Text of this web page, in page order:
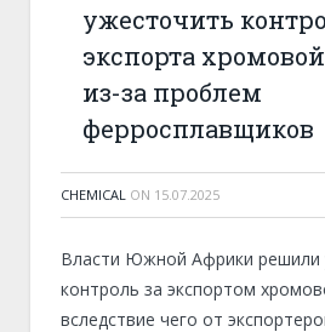
ужесточить
экспорта
из-за проблем
ферросплавщиков
CHEMICAL ON 15.07.2025
Власти Южной Африки решили
контроль за экспортом
вследствие чего от